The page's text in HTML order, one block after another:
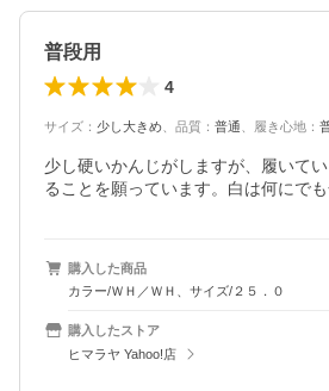
普段用
4
サイズ ： 少し大きめ 品質 ： 普通 履き心地 ：
少し硬いかんじがしますが、履いて
ることを願っています。白は何にでも
購入した商品
カラー/ＷＨ／ＷＨ、サイズ/２５．０
購入したストア
ヒマラヤ Yahoo!店